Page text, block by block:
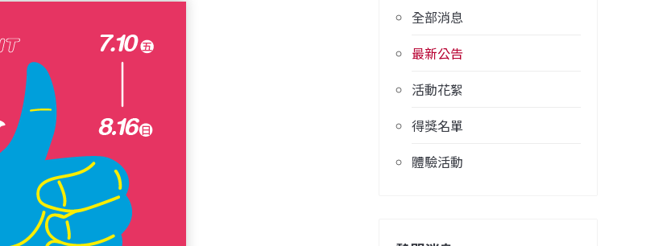
全部消息
最新公告
活動花絮
得獎名單
體驗活動